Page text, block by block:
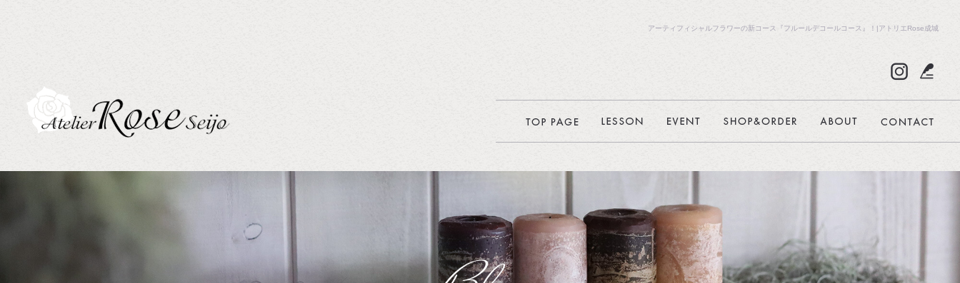
アーティフィシャルフラワーの新コース『フルールデコールコース』！|アトリエRose成城